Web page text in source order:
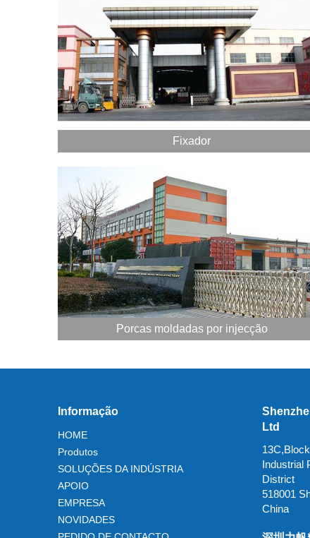
Fixador
Porcas moldadas por injecção
Informação
HOME
Produtos
SOLUÇÕES DA INDÚSTRIA
APOIO
EMPRESA
NOVIDADES
Ltd
Industrial
District
518001
China